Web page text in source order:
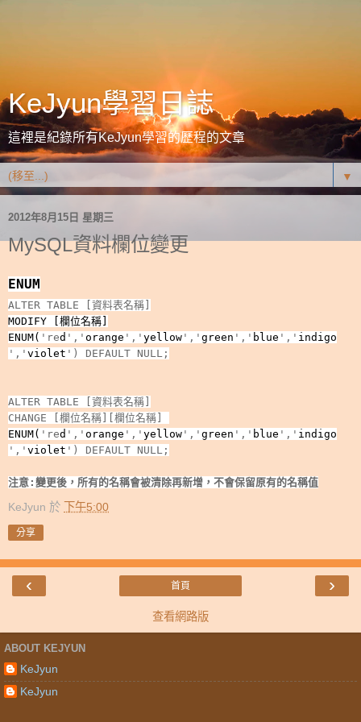
KeJyun學習日誌
這裡是紀錄所有KeJyun學習的歷程的文章
▼
2012年8月15日 星期三
MySQL資料欄位變更
ENUM
ALTER TABLE [資料表名稱]
MODIFY [欄位名稱]
ENUM( 'red ',' orange ',' yellow ',' green ',' blue ',' indigo
',' violet ') DEFAULT NULL ;
ALTER TABLE [ 資料表名稱]
CHANGE [ 欄位名稱]
[欄位名稱]
ENUM( 'red ',' orange ',' yellow ',' green ',' blue ',' indigo
',' violet ') DEFAULT NULL;
注意:變更後，所有的名稱會被清除再新增，不會保留原有的名稱值
KeJyun 於 下午5:00
分享
‹ ›
首頁
查看網路版
ABOUT KEJYUN
KeJyun
KeJyun